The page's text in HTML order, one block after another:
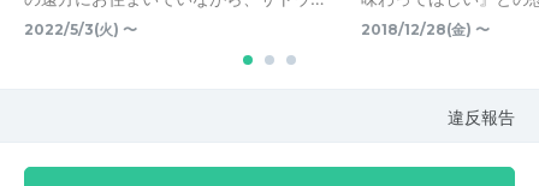
2022/5/3(火) 〜 2018/12/28(金) 〜
違反報告